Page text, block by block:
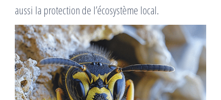
aussi la protection de l’écosystème local.